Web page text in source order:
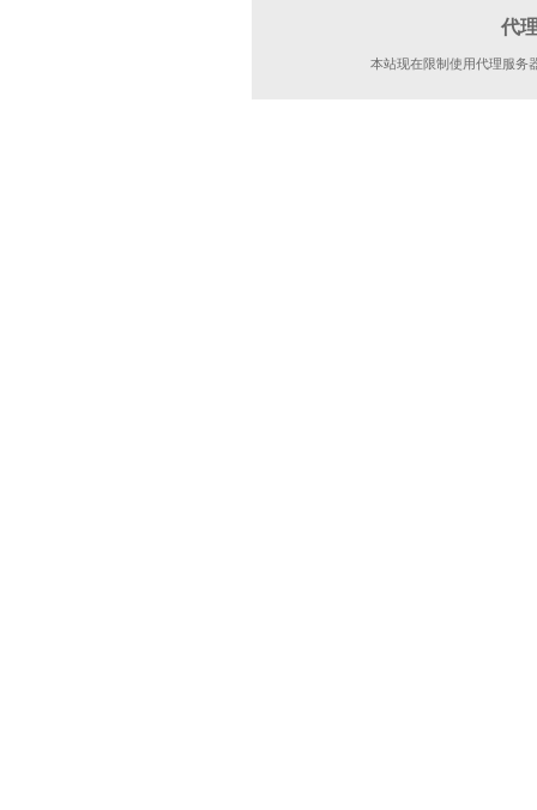
代
本站现在限制使用代理服务